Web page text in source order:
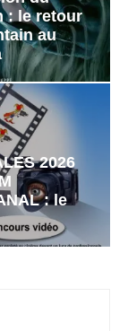
: le retour
au
2026
: le